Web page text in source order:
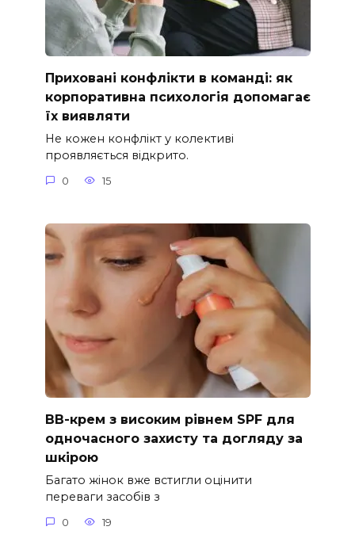
Приховані конфлікти в команді: як
корпоративна психологія допомагає
їх виявляти
Не кожен конфлікт у колективі
проявляється відкрито.
0 15
ВВ-крем з високим рівнем SPF для
одночасного захисту та догляду за
шкірою
Багато жінок вже встигли оцінити
переваги засобів з
0 19